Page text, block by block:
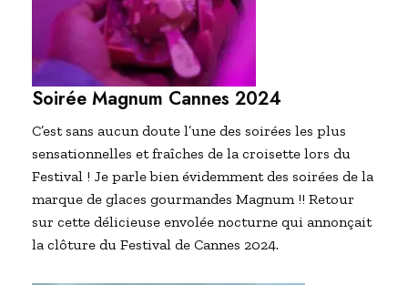
Soirée Magnum Cannes 2024
C’est sans aucun doute l’une des soirées les plus
sensationnelles et fraîches de la croisette lors du
Festival ! Je parle bien évidemment des soirées de la
marque de glaces gourmandes Magnum !! Retour
sur cette délicieuse envolée nocturne qui annonçait
la clôture du Festival de Cannes 2024.